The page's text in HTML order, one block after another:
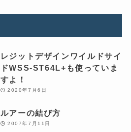
レジットデザインワイルドサイ
ドWSS-ST64L+も使っていま
すよ！
2020年7月6日
ルアーの結び方
2007年7月11日